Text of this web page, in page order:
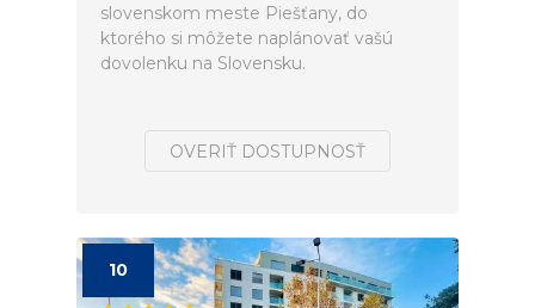
slovenskom meste Piešťany, do
ktorého si môžete naplánovať vašú
dovolenku na Slovensku.
OVERIŤ DOSTUPNOSŤ
10